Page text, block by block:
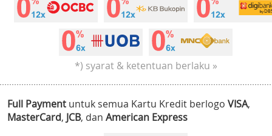
*) syarat & ketentuan berlaku »
Full Payment untuk semua Kartu Kredit berlogo VISA,
MasterCard, JCB, dan American Express